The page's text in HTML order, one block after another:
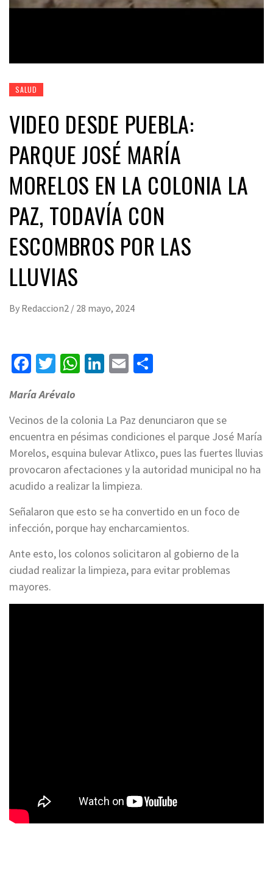
SALUD
VIDEO DESDE PUEBLA:
PARQUE JOSÉ MARÍA
MORELOS EN LA COLONIA LA
PAZ, TODAVÍA CON
ESCOMBROS POR LAS
LLUVIAS
By Redaccion2 / 28 mayo, 2024
Facebook
Twitter
WhatsApp
LinkedIn
Email
María Arévalo
Vecinos de la colonia La Paz denunciaron que se
encuentra en pésimas condiciones el parque José María
Morelos, esquina bulevar Atlixco, pues las fuertes lluvias
provocaron afectaciones y la autoridad municipal no ha
acudido a realizar la limpieza.
Señalaron que esto se ha convertido en un foco de
infección, porque hay encharcamientos.
Ante esto, los colonos solicitaron al gobierno de la
ciudad realizar la limpieza, para evitar problemas
mayores.